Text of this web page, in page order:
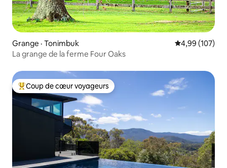
Grange · Tonimbuk Note
4,99 (107)
La grange de la ferme Four Oaks
Coup de cœur voyageurs parmi les plus aimés
Coup de cœur voyageurs